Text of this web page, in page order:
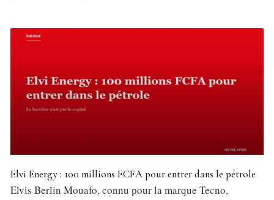
Elvi Energy : 100 millions FCFA pour entrer dans le pétrole
Elvis Berlin Mouafo, connu pour la marque Tecno,